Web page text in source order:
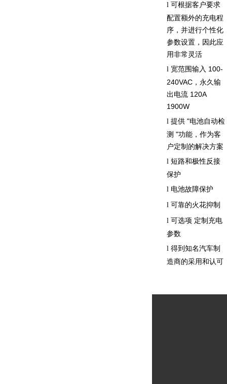
l 可根据客户要求
配置额外的充电程
序，并进行个性化
参数设置，因此应
用非常灵活
l 宽范围输入 100-
240VAC ，永久输
出电流 120A
1900W
l 提供 "电池自动检
测 "功能，作为客
户定制的解决方案
l 短路和极性反接
保护
l 电池故障保护
l 可靠的火花抑制
l 可选项 定制充电
参数
l 得到知名汽车制
造商的采用和认可